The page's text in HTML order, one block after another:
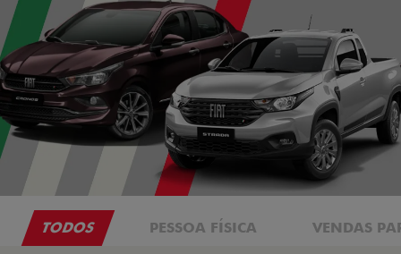
TODOS PESSOA FÍSICA VENDAS